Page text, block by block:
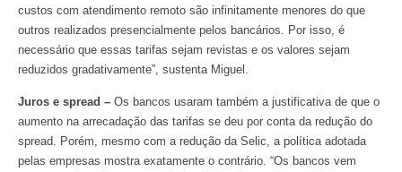
custos com atendimento remoto são infinitamente menores do que
outros realizados presencialmente pelos bancários. Por isso, é
necessário que essas tarifas sejam revistas e os valores sejam
reduzidos gradativamente”, sustenta Miguel.
Juros e spread – Os bancos usaram também a justificativa de que o
aumento na arrecadação das tarifas se deu por conta da redução do
spread. Porém, mesmo com a redução da Selic, a política adotada
pelas empresas mostra exatamente o contrário. “Os bancos vem